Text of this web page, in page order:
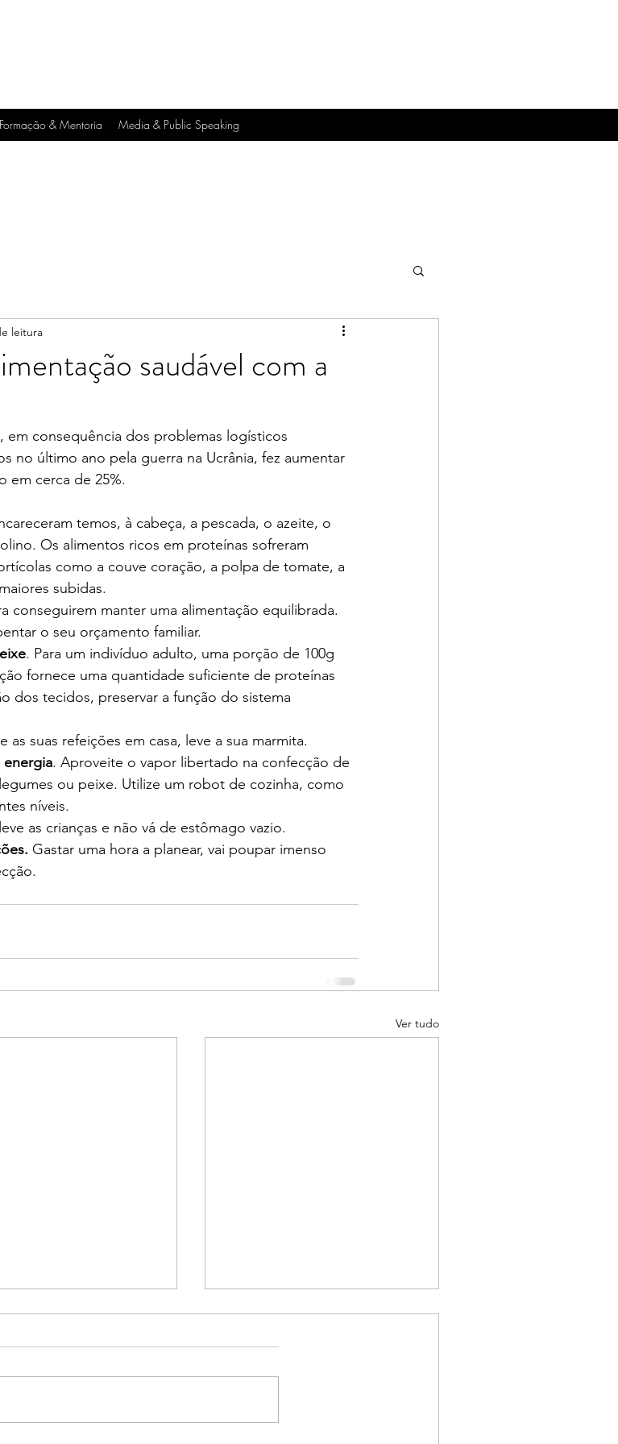
Formação & Mentoria Media & Public Speaking
saudável com a
leitura
consequência dos problemas logísticos
no último ano pela guerra na Ucrânia, fez aumentar
em cerca de 25%.
temos, à cabeça, a pescada, o azeite, o
Os alimentos ricos em proteínas sofreram
como a couve coração, a polpa de tomate, a
subidas.
conseguirem manter uma alimentação equilibrada.
o seu orçamento familiar.
. Para um indivíduo adulto, uma porção de 100g
fornece uma quantidade suficiente de proteínas
dos tecidos, preservar a função do sistema
as suas refeições em casa, leve a sua marmita.
. Aproveite o vapor libertado na confecção de
ou peixe. Utilize um robot de cozinha, como
níveis.
as crianças e não vá de estômago vazio.
Gastar uma hora a planear, vai poupar imenso
Ver tudo